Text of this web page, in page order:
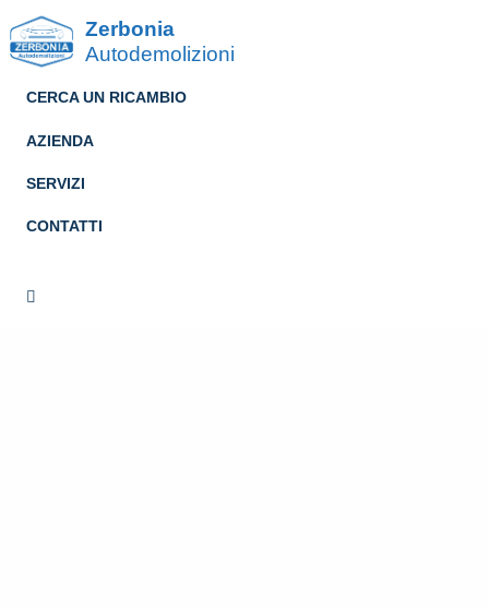
Zerbonia
Autodemolizioni
CERCA UN RICAMBIO
AZIENDA
SERVIZI
CONTATTI